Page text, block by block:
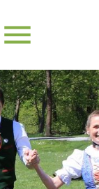
menu
SUCHEN